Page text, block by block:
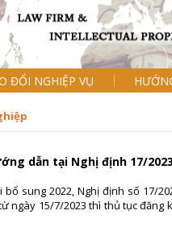
ĐỔI NGHIỆP VỤ
dẫn tại Nghị định 17/
sung 2022, Nghị định số 17/
ngày 15/7/2023 thì thủ tục